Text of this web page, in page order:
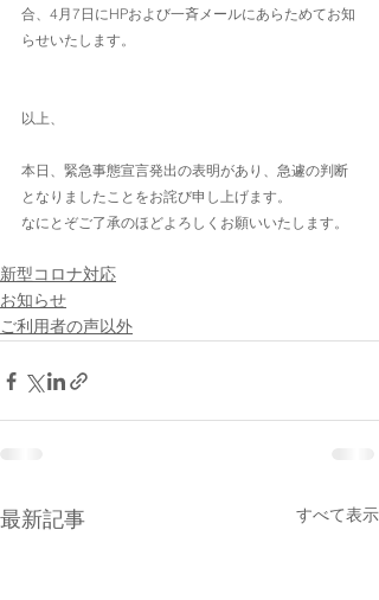
合、4月7日にHPおよび一斉メールにあらためてお知
らせいたします。
以上、
本日、緊急事態宣言発出の表明があり、急遽の判断
となりましたことをお詫び申し上げます。
なにとぞご了承のほどよろしくお願いいたします。
新型コロナ対応
お知らせ
ご利用者の声以外
最新記事 すべて表示